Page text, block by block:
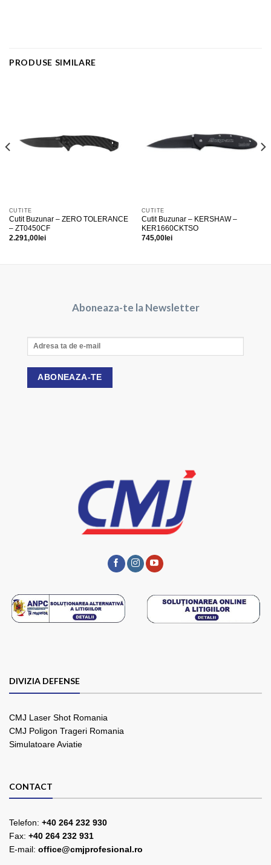
PRODUSE SIMILARE
CUTITE
Cutit Buzunar – ZERO TOLERANCE
– ZT0450CF
2.291,00lei
CUTITE
Cutit Buzunar – KERSHAW –
KER1660CKTSO
745,00lei
Aboneaza-te la Newsletter
DIVIZIA DEFENSE
CMJ Laser Shot Romania
CMJ Poligon Trageri Romania
Simulatoare Aviatie
CONTACT
Telefon: +40 264 232 930
Fax: +40 264 232 931
E-mail: office@cmjprofesional.ro